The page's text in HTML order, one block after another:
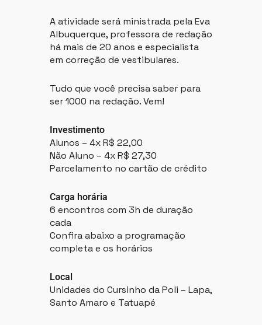
A atividade será ministrada pela Eva
Albuquerque, professora de redação
há mais de 20 anos e especialista
em correção de vestibulares.
Tudo que você precisa saber para
ser 1000 na redação. Vem!
Investimento
Alunos – 4x R$ 22,00
Não Aluno – 4x R$ 27,30
Parcelamento no cartão de crédito
Carga horária
6 encontros com 3h de duração
cada
Confira abaixo a programação
completa e os horários
Local
Unidades do Cursinho da Poli – Lapa,
Santo Amaro e Tatuapé